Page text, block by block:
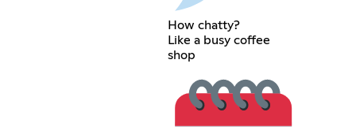
How chatty?
Like a busy coffee
shop